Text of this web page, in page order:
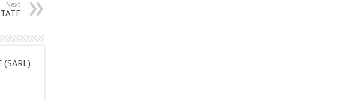
Next
(SARL)